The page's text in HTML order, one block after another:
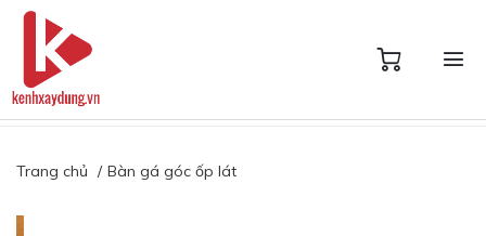
Trang chủ Bàn gá góc ốp lát